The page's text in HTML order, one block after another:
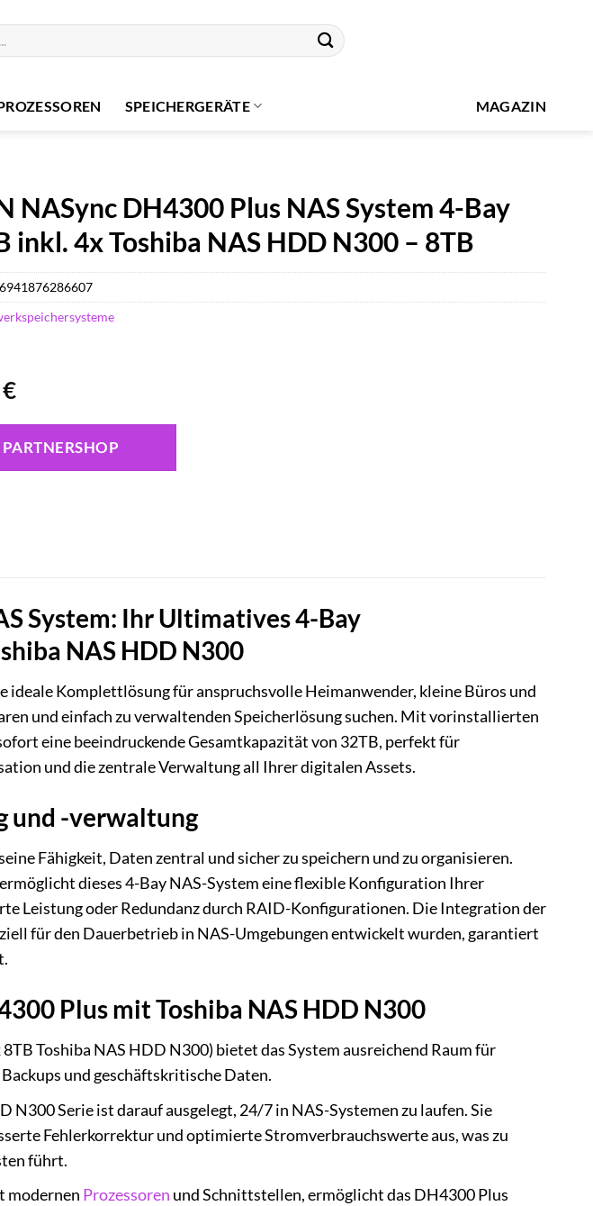
SPEICHERGERÄTE MAGAZIN
NASync DH4300 Plus NAS System 4-Bay
inkl. 4x Toshiba NAS HDD N300 – 8TB
€
6941876286607
System: Ihr Ultimatives 4-Bay
NAS HDD N300
ideale Komplettlösung für anspruchsvolle Heimanwender, kleine Büros und
und einfach zu verwaltenden Speicherlösung suchen. Mit vorinstallierten
eine beeindruckende Gesamtkapazität von 32TB, perfekt für
und die zentrale Verwaltung all Ihrer digitalen Assets.
und -verwaltung
Fähigkeit, Daten zentral und sicher zu speichern und zu organisieren.
dieses 4-Bay NAS-System eine flexible Konfiguration Ihrer
Leistung oder Redundanz durch RAID-Konfigurationen. Die Integration der
für den Dauerbetrieb in NAS-Umgebungen entwickelt wurden, garantiert
Plus mit Toshiba NAS HDD N300
Toshiba NAS HDD N300) bietet das System ausreichend Raum für
und geschäftskritische Daten.
N300 Serie ist darauf ausgelegt, 24/7 in NAS-Systemen zu laufen. Sie
Fehlerkorrektur und optimierte Stromverbrauchswerte aus, was zu
führt.
modernen Prozessoren und Schnittstellen, ermöglicht das DH4300 Plus